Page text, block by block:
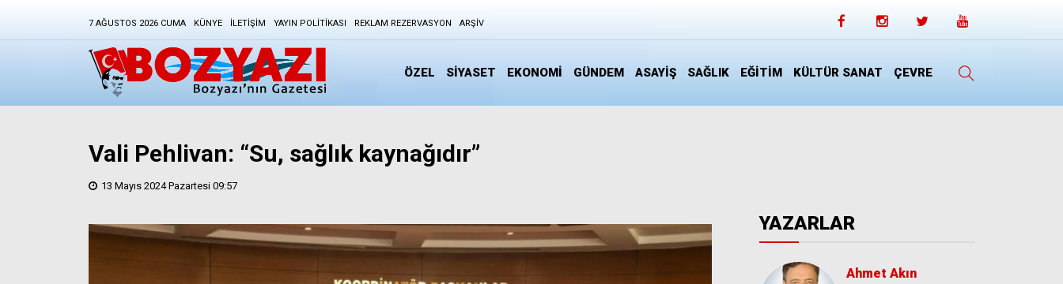
7 AĞUSTOS 2026 CUMA KÜNYE İLETIŞIM YAYIN POLITIKASI REKLAM REZERVASYON ARŞIV
ÖZEL SİYASET EKONOMİ GÜNDEM ASAYİŞ SAĞLIK EĞİTİM KÜLTÜR SANAT ÇEVRE
Vali Pehlivan: “Su, sağlık kaynağıdır”
13 Mayıs 2024 Pazartesi 09:57
YAZARLAR
Ahmet Akın